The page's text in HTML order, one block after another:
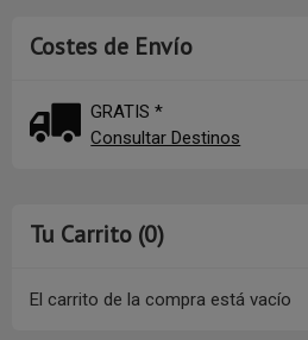
Costes de Envío
GRATIS *
Consultar Destinos
Tu Carrito (0)
El carrito de la compra está vacío